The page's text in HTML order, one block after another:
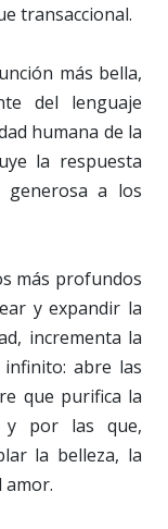
transaccional.
más bella,
del lenguaje
humana de la
la respuesta
generosa a los
más profundos
y expandir la
incrementa la
abre las
que purifica la
por las que,
la belleza, la
amor.